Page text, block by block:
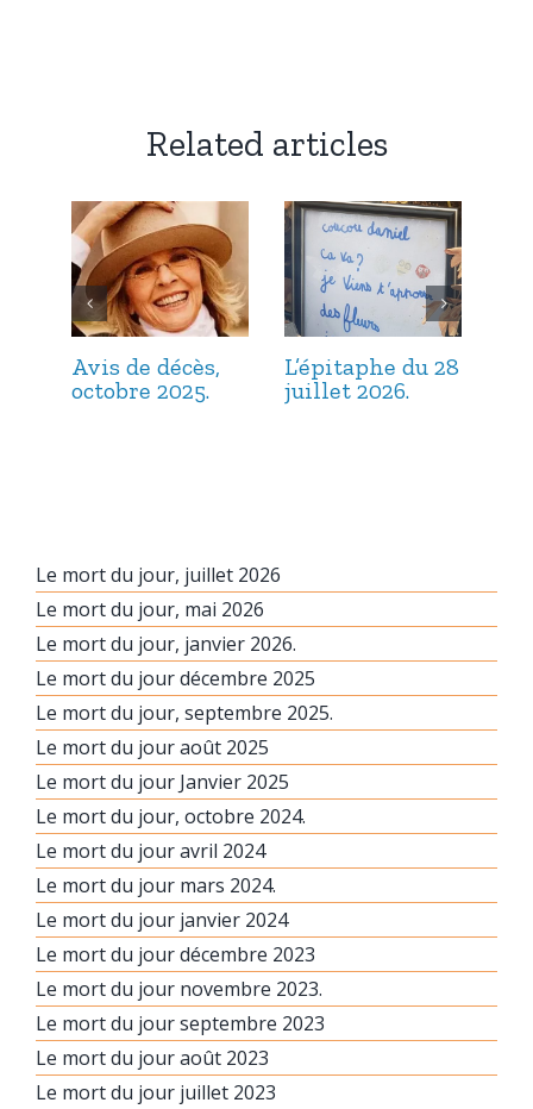
Related articles
Avis de décès,
octobre 2025.
L’épitaphe du 28
juillet 2026.
Le mort du jour, juillet 2026
Le mort du jour, mai 2026
Le mort du jour, janvier 2026.
Le mort du jour décembre 2025
Le mort du jour, septembre 2025.
Le mort du jour août 2025
Le mort du jour Janvier 2025
Le mort du jour, octobre 2024.
Le mort du jour avril 2024
Le mort du jour mars 2024.
Le mort du jour janvier 2024
Le mort du jour décembre 2023
Le mort du jour novembre 2023.
Le mort du jour septembre 2023
Le mort du jour août 2023
Le mort du jour juillet 2023